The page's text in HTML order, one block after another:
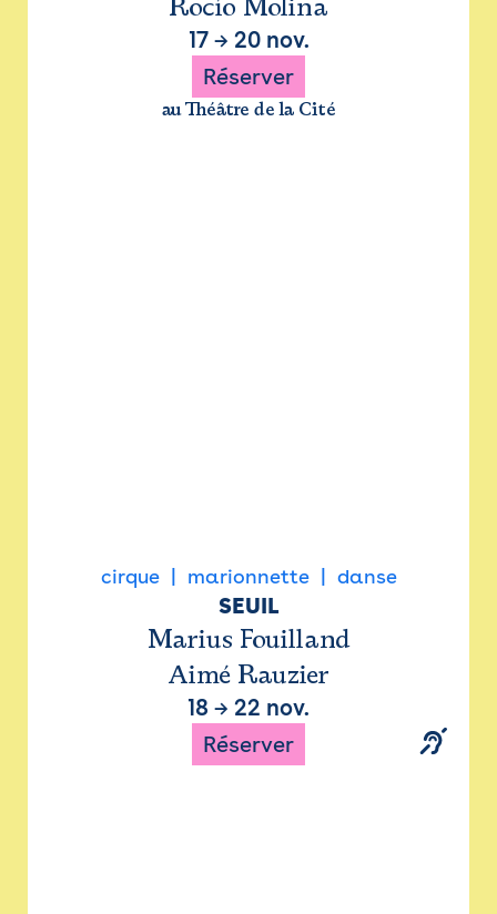
17→ 20 nov.
Réserver
au Théâtre de la Cité
cirque marionnette danse
SEUIL
Marius Fouilland
Aimé Rauzier
18 → 22 nov.
Réserver